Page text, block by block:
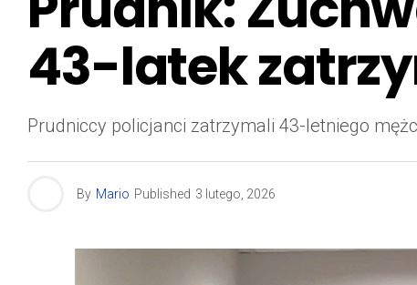
43-latek
Prudniccy policjanci zatrzymali 43-letniego
By Mario Published 3 lutego, 2026